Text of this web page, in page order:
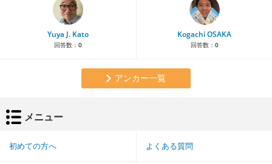
Yuya J. Kato
回答数： 0
Kogachi OSAKA
回答数： 0
アンカー一覧
メニュー
初めての方へ よくある質問